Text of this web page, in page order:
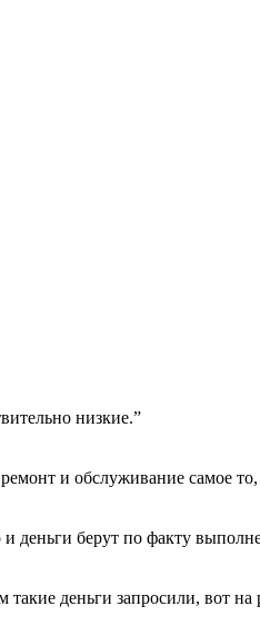
низкие.”
и обслуживание самое
деньги берут по факту
деньги запросили, вот